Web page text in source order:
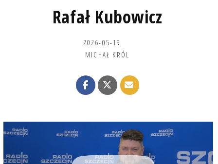
Rafał Kubowicz
2026-05-19
MICHAŁ KRÓL